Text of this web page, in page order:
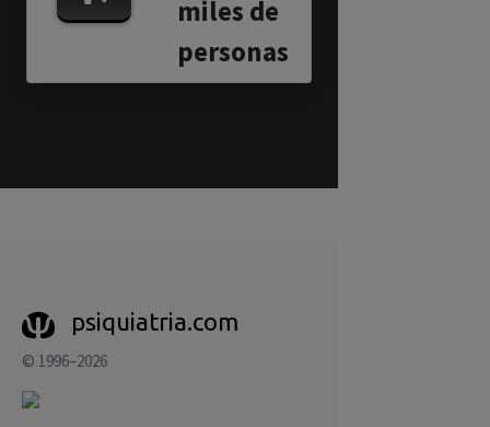
miles de
personas
psiquiatria.com
© 1996–2026